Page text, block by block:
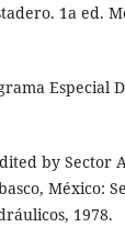
1a ed.
Especial
by Sector
México:
1978.